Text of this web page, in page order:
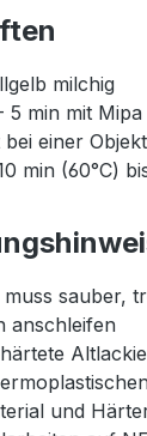
milchig
5 min mit
einer
min (60°C)
sauber,
anschleifen
und